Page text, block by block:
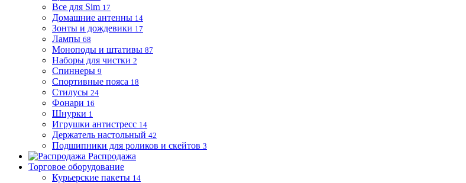
Все для Sim 17
Домашние антенны 14
Зонты и дождевики 17
Лампы 68
Моноподы и штативы 87
Наборы для чистки 2
Спиннеры 9
Спортивные пояса 18
Стилусы 24
Фонари 16
Шнурки 1
Игрушки антистресс 14
Держатель настольный 42
Подшипники для роликов и скейтов 3
Распродажа
Торговое оборудование
Курьерские пакеты 14